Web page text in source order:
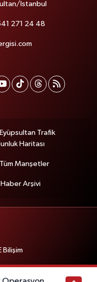
İstanbul
271 24 48
Eyüpsultan Trafik
Haritası
Tüm Manşetler
Haber Arşivi
Bilişim